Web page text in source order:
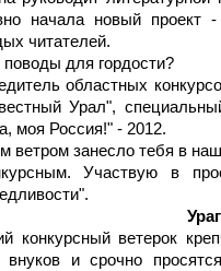
начала новый проект
читателей.
поводы для гордости?
областных
Урал",
моя Россия!" - 2012.
ветром занесло тебя в
Участвую в
конкурсный ветерок
внуков и срочно